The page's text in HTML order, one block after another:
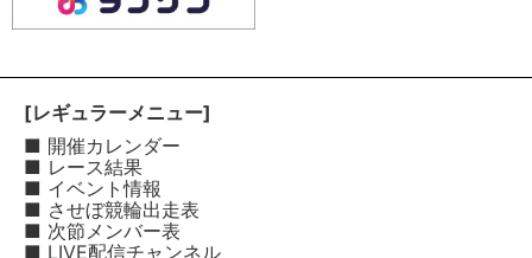
[レギュラーメニュー]
■ 開催カレンダー
■ レース結果
■ イベント情報
■ させぼ競輪出走表
■ 次節メンバー表
■ LIVE配信チャンネル